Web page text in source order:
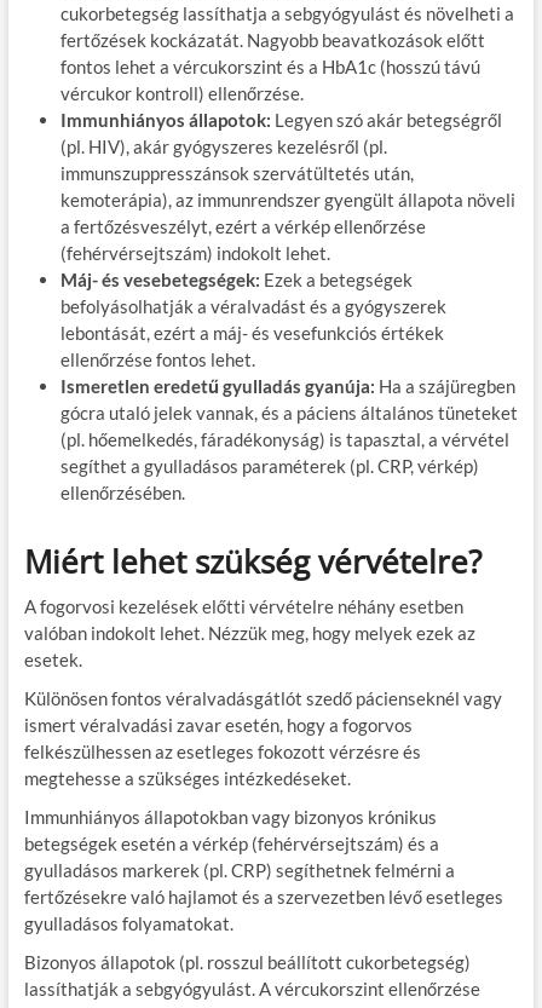
cukorbetegség lassíthatja a sebgyógyulást és növelheti a
fertőzések kockázatát. Nagyobb beavatkozások előtt
fontos lehet a vércukorszint és a HbA1c (hosszú távú
vércukor kontroll) ellenőrzése.
Immunhiányos állapotok: Legyen szó akár betegségről
(pl. HIV), akár gyógyszeres kezelésről (pl.
immunszuppresszánsok szervátültetés után,
kemoterápia), az immunrendszer gyengült állapota növeli
a fertőzésveszélyt, ezért a vérkép ellenőrzése
(fehérvérsejtszám) indokolt lehet.
Máj- és vesebetegségek: Ezek a betegségek
befolyásolhatják a véralvadást és a gyógyszerek
lebontását, ezért a máj- és vesefunkciós értékek
ellenőrzése fontos lehet.
Ismeretlen eredetű gyulladás gyanúja: Ha a szájüregben
gócra utaló jelek vannak, és a páciens általános tüneteket
(pl. hőemelkedés, fáradékonyság) is tapasztal, a vérvétel
segíthet a gyulladásos paraméterek (pl. CRP, vérkép)
ellenőrzésében.
Miért lehet szükség vérvételre?
A fogorvosi kezelések előtti vérvételre néhány esetben
valóban indokolt lehet. Nézzük meg, hogy melyek ezek az
esetek.
Különösen fontos véralvadásgátlót szedő pácienseknél vagy
ismert véralvadási zavar esetén, hogy a fogorvos
felkészülhessen az esetleges fokozott vérzésre és
megtehesse a szükséges intézkedéseket.
Immunhiányos állapotokban vagy bizonyos krónikus
betegségek esetén a vérkép (fehérvérsejtszám) és a
gyulladásos markerek (pl. CRP) segíthetnek felmérni a
fertőzésekre való hajlamot és a szervezetben lévő esetleges
gyulladásos folyamatokat.
Bizonyos állapotok (pl. rosszul beállított cukorbetegség)
lassíthatják a sebgyógyulást. A vércukorszint ellenőrzése